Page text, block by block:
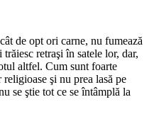
de opt ori carne, nu fumează
retraşi în satele lor, dar,
altfel. Cum sunt foarte
şi nu prea lasă pe
se ştie tot ce se întâmplă la